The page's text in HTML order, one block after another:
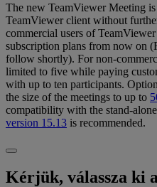
The new TeamViewer Meeting
TeamViewer client without
commercial users of
subscription plans from now on
follow shortly). For non-
limited to five while paying
with up to ten participants.
the size of the meetings to up to
compatibility with the stand-
version 15.13 is recommended.
Kérjük, válassza ki